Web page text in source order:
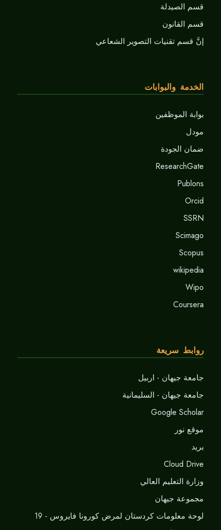
قسم الصيدلة
قسم القانون
إنَّ قسم تقنيات التصوير الشعاعي
الخدمة والبوابات
بوابة الموظفين
مودل
ضمان الجودة
ResearchGate
Publons
Orcid
SSRN
Scimago
Scopus
wikipedia
Wipo
Coursera
روابط سريعة
جامعة جيهان - اربيل
جامعة جيهان - السليمانية
Google Scholar
موقع نور
برید
Cloud Drive
وزارة التعليم العالي
مجموعة جيهان
لوحة معلومات كردستان لمرض كورونا فايروس - 19